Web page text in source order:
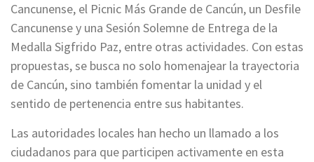
Cancunense, el Picnic Más Grande de Cancún, un Desfile
Cancunense y una Sesión Solemne de Entrega de la
Medalla Sigfrido Paz, entre otras actividades. Con estas
propuestas, se busca no solo homenajear la trayectoria
de Cancún, sino también fomentar la unidad y el
sentido de pertenencia entre sus habitantes.
Las autoridades locales han hecho un llamado a los
ciudadanos para que participen activamente en esta